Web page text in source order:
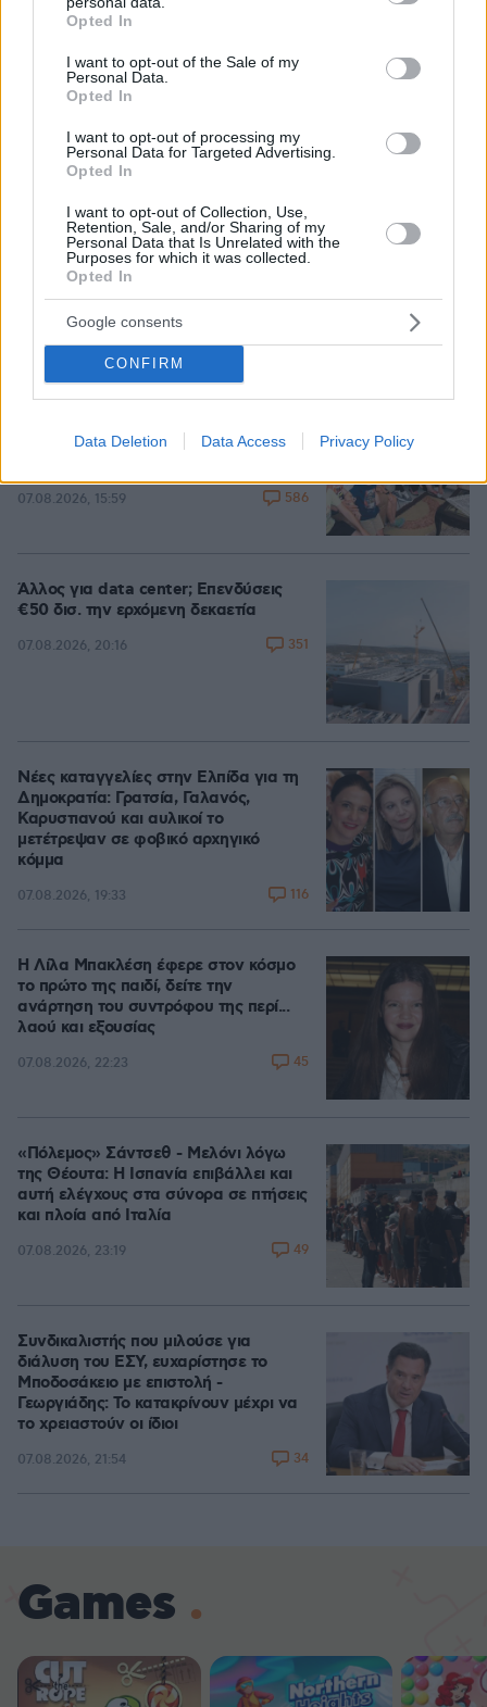
grant or deny consent to Google and its third-party tags to
use your data for below specified purposes in below Google
consent section.
Opted In
I want to opt-out of the Sale of my
Personal Data.
Opted In
I want to opt-out of processing my
Personal Data for Targeted Advertising.
Opted In
I want to opt-out of Collection, Use,
Retention, Sale, and/or Sharing of my
Personal Data that Is Unrelated with the
Purposes for which it was collected.
Opted In
Google consents
CONFIRM
Data Deletion Data Access Privacy Policy
Βάλθηκε να τρελάνει κόσμο ο Καντέρ: Ο Τούρκος
πρώην σέντερ του NBA δηλώνει ότι πληροί τα
κριτήρια... συμπερίληψης και δηλώνει υποψήφιος
να παίξει στο WNBA
07.08.2026, 23:30
Είδος υπό εξαφάνιση οι
γερνάει: Τα... δύο ταψιά μεσημεριανό,
07.08.2026, 15:59 586
Άλλος για data center; Επενδύσεις
€50 δισ. την ερχόμενη δεκαετία
07.08.2026, 20:16 351
Νέες καταγγελίες στην Ελπίδα για τη
Δημοκρατία: Γρατσία, Γαλανός,
Καρυστιανού και αυλικοί το
μετέτρεψαν σε φοβικό αρχηγικό
κόμμα
07.08.2026, 19:33 116
Η Λίλα Μπακλέση έφερε στον κόσμο
το πρώτο της παιδί, δείτε την
ανάρτηση του συντρόφου της περί...
λαού και εξουσίας
07.08.2026, 22:23 45
«Πόλεμος» Σάντσεθ - Μελόνι λόγω
της Θέουτα: Η Ισπανία επιβάλλει και
αυτή ελέγχους στα σύνορα σε πτήσεις
και πλοία από Ιταλία
07.08.2026, 23:19 49
Συνδικαλιστής που μιλούσε για
διάλυση του ΕΣΥ, ευχαρίστησε το
Μποδοσάκειο με επιστολή -
Γεωργιάδης: Το κατακρίνουν μέχρι να
το χρειαστούν οι ίδιοι
07.08.2026, 21:54 34
Games